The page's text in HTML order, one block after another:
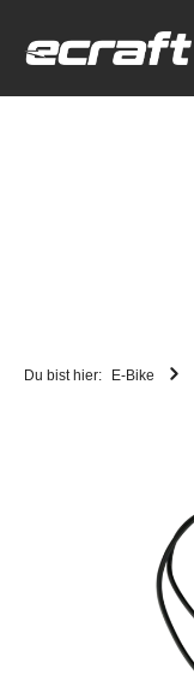
Du bist hier: E-Bike